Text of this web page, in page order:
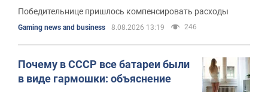
млн
Победительнице пришлось компенсировать расходы
Gaming news and business 8.08.2026 13:19 246
Почему в СССР все батареи были
в виде гармошки: объяснение